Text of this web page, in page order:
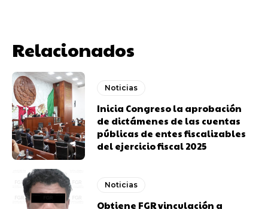
Relacionados
Noticias
Inicia Congreso la aprobación
de dictámenes de las cuentas
públicas de entes fiscalizables
del ejercicio fiscal 2025
Noticias
Obtiene FGR vinculación a